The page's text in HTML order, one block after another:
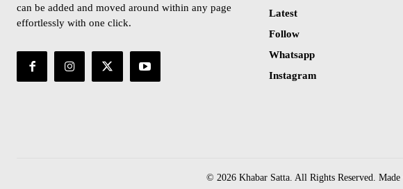
can be added and moved around within any page
effortlessly with one click.
Latest
Follow
Whatsapp
Instagram
© 2026 Khabar Satta. All Rights Reserved.